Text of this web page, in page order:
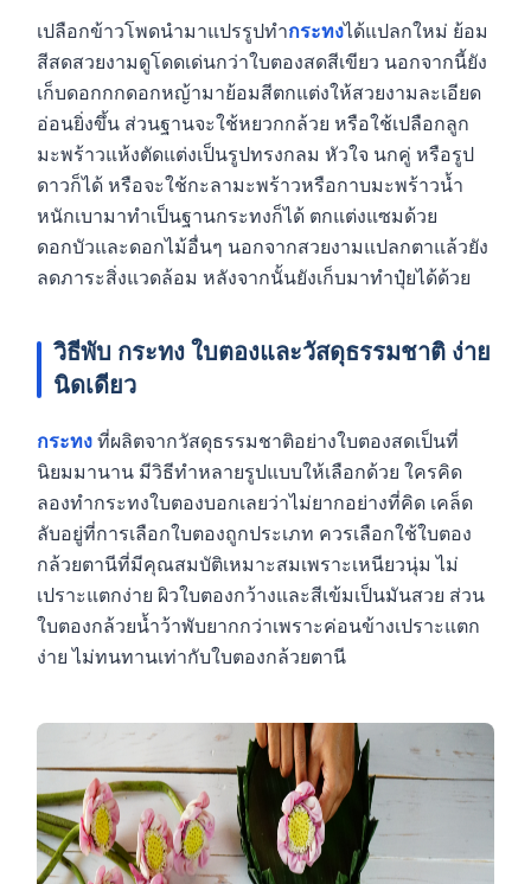
เปลือกข้าวโพดนำมาแปรรูปทำกระทงได้แปลกใหม่ ย้อม
สีสดสวยงามดูโดดเด่นกว่าใบตองสดสีเขียว นอกจากนี้ยัง
เก็บดอกกกดอกหญ้ามาย้อมสีตกแต่งให้สวยงามละเอียด
อ่อนยิ่งขึ้น ส่วนฐานจะใช้หยวกกล้วย หรือใช้เปลือกลูก
มะพร้าวแห้งตัดแต่งเป็นรูปทรงกลม หัวใจ นกคู่ หรือรูป
ดาวก็ได้ หรือจะใช้กะลามะพร้าวหรือกาบมะพร้าวน้ำ
หนักเบามาทำเป็นฐานกระทงก็ได้ ตกแต่งแซมด้วย
ดอกบัวและดอกไม้อื่นๆ นอกจากสวยงามแปลกตาแล้วยัง
ลดภาระสิ่งแวดล้อม หลังจากนั้นยังเก็บมาทำปุ๋ยได้ด้วย
วิธีพับ กระทงใบตองและวัสดุธรรมชาติ ง่าย
นิดเดียว
กระทงที่ผลิตจากวัสดุธรรมชาติอย่างใบตองสดเป็นที่
นิยมมานาน มีวิธีทำหลายรูปแบบให้เลือกด้วย ใครคิด
ลองทำกระทงใบตองบอกเลยว่าไม่ยากอย่างที่คิด เคล็ด
ลับอยู่ที่การเลือกใบตองถูกประเภท ควรเลือกใช้ใบตอง
กล้วยตานีที่มีคุณสมบัติเหมาะสมเพราะเหนียวนุ่ม ไม่
เปราะแตกง่าย ผิวใบตองกว้างและสีเข้มเป็นมันสวย ส่วน
ใบตองกล้วยน้ำว้าพับยากกว่าเพราะค่อนข้างเปราะแตก
ง่าย ไม่ทนทานเท่ากับใบตองกล้วยตานี